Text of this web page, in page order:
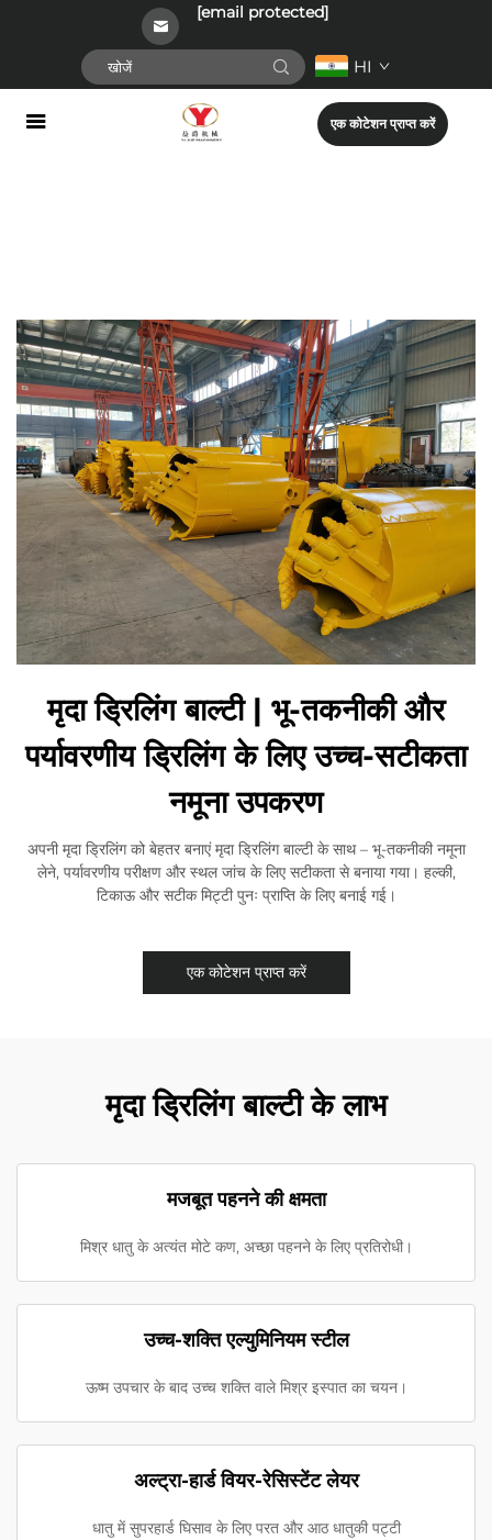
[email protected]
HI
एक कोटेशन प्राप्त करें
मृदा ड्रिलिंग बाल्टी | भू-तकनीकी और
पर्यावरणीय ड्रिलिंग के लिए उच्च-सटीकता
नमूना उपकरण
अपनी मृदा ड्रिलिंग को बेहतर बनाएं मृदा ड्रिलिंग बाल्टी के साथ – भू-तकनीकी नमूना
लेने, पर्यावरणीय परीक्षण और स्थल जांच के लिए सटीकता से बनाया गया। हल्की,
टिकाऊ और सटीक मिट्टी पुनः प्राप्ति के लिए बनाई गई।
एक कोटेशन प्राप्त करें
मृदा ड्रिलिंग बाल्टी के लाभ
मजबूत पहनने की क्षमता
मिश्र धातु के अत्यंत मोटे कण, अच्छा पहनने के लिए प्रतिरोधी।
उच्च-शक्ति एल्युमिनियम स्टील
ऊष्म उपचार के बाद उच्च शक्ति वाले मिश्र इस्पात का चयन।
अल्ट्रा-हार्ड वियर-रेसिस्टेंट लेयर
धातु में सुपरहार्ड घिसाव के लिए परत और आठ धातुकी पट्टी